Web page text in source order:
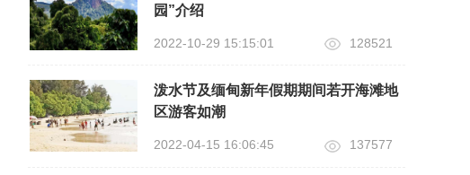
园”介绍
2022-10-29 15:15:01 128521
泼水节及缅甸新年假期期间若开海滩地
区游客如潮
2022-04-15 16:06:45 137577